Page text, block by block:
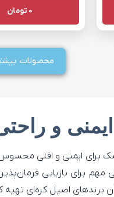
0 تومان
محصولات
ایمنی و
برای ایمنی و افتی
برای بازیابی
برندهای اصیل کره‌ای تهیه